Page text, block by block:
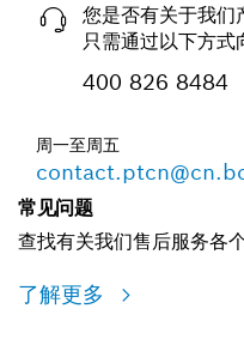
您是否有关于我们
只需通过以下方式
400 826 8484
周一至周五
常见问题
查找有关我们售后服务各
了解更多